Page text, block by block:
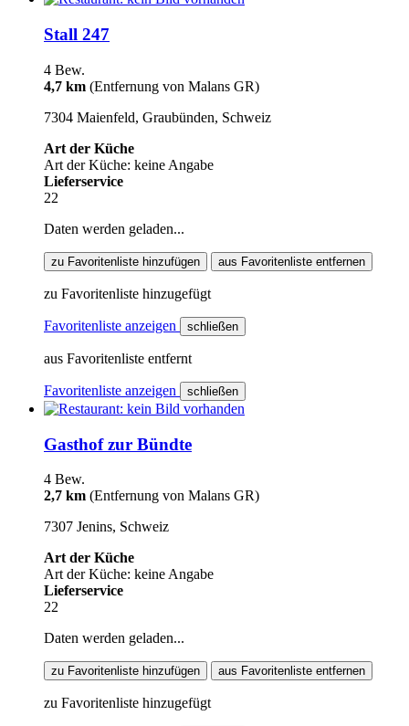
Stall 247
4 Bew.
4,7 km (Entfernung von Malans GR)
7304 Maienfeld, Graubünden, Schweiz
Art der Küche
Art der Küche: keine Angabe
Lieferservice
22
Daten werden geladen...
zu Favoritenliste hinzufügen aus Favoritenliste entfernen
zu Favoritenliste hinzugefügt
Favoritenliste anzeigen schließen
aus Favoritenliste entfernt
Favoritenliste anzeigen schließen
Gasthof zur Bündte
4 Bew.
2,7 km (Entfernung von Malans GR)
7307 Jenins, Schweiz
Art der Küche
Art der Küche: keine Angabe
Lieferservice
22
Daten werden geladen...
zu Favoritenliste hinzufügen aus Favoritenliste entfernen
zu Favoritenliste hinzugefügt